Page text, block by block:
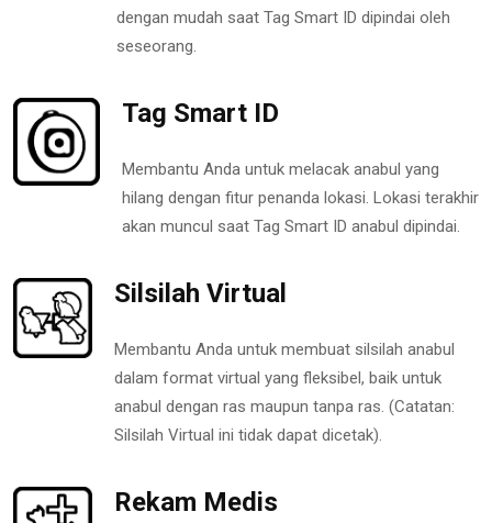
dengan mudah saat Tag Smart ID dipindai oleh
seseorang.
Tag Smart ID
Membantu Anda untuk melacak anabul yang
hilang dengan fitur penanda lokasi. Lokasi terakhir
akan muncul saat Tag Smart ID anabul dipindai.
Silsilah Virtual
Membantu Anda untuk membuat silsilah anabul
dalam format virtual yang fleksibel, baik untuk
anabul dengan ras maupun tanpa ras. (Catatan:
Silsilah Virtual ini tidak dapat dicetak).
Rekam Medis